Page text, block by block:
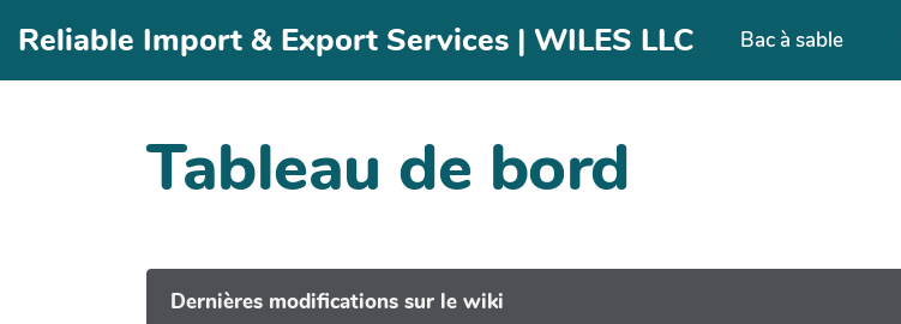
Aller au contenu principal
Reliable Import & Export Services | WILES LLC Bac à sable
Tableau de bord
Dernières modifications sur le wiki